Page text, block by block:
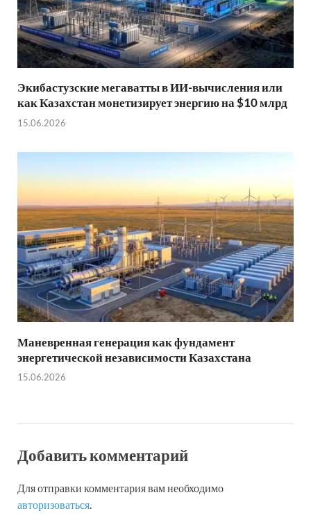
Экибастузские мегаватты в ИИ-вычисления или
как Казахстан монетизирует энергию на $10 млрд
15.06.2026
Маневренная генерация как фундамент
энергетической независимости Казахстана
15.06.2026
Добавить комментарий
Для отправки комментария вам необходимо
авторизоваться